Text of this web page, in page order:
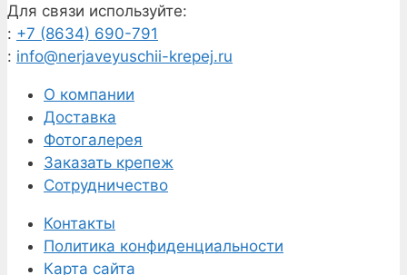
Для связи используйте:
: +7 (8634) 690-791
: info@nerjaveyuschii-krepej.ru
О компании
Доставка
Фотогалерея
Заказать крепеж
Сотрудничество
Контакты
Политика конфиденциальности
Карта сайта